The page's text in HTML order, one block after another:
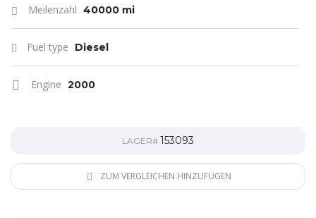
Meilenzahl 40000 mi
Fuel type Diesel
Engine 2000
LAGER# 153093
ZUM VERGLEICHEN HINZUFÜGEN